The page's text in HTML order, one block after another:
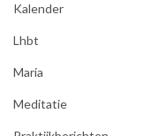
Kalender
Lhbt
Maria
Meditatie